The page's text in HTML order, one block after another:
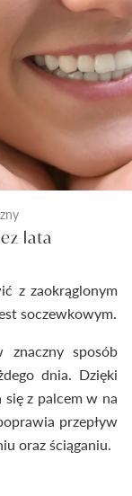
klasy.
lata
z zaokrąglonym
soczewkowym.
sposób
dnia. Dzięki
z palcem w na
przepływ
oraz ściąganiu.